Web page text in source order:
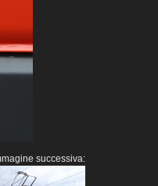
successiva: